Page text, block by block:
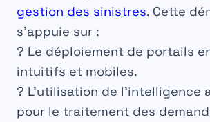
gestion des sinistres. Cette
s’appuie sur :
? Le déploiement de portails
intuitifs et mobiles.
? L’utilisation de l’intelligence
pour le traitement des